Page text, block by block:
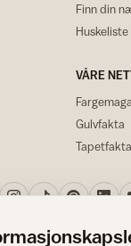
Finn din
Huskeliste
VÅRE
Gulvfakta
Tapetfakta